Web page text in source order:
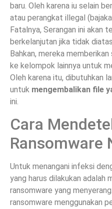
baru. Oleh karena iu selain
atau perangkat illegal
Fatalnya, Serangan ini akan
berkelanjutan jika tidak
Bahkan, mereka
ke kelompok lainnya untuk
Oleh karena itu, dibutuhkan
untuk mengembalikan file
ini.
Cara
Ransomware
Untuk menangani infeksi
yang harus dilakukan adalah
ransomware yang
ransomware menggunakan